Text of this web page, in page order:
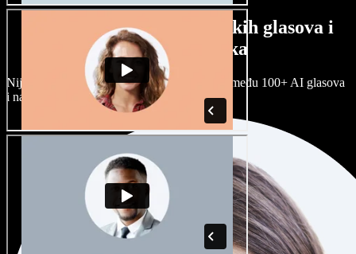
Veliki izbor muških i ženskih glasova i
raznih naglasaka
Nijedan projekt ne mora zvučati isto. Birajte među 100+ AI glasova
i naglasaka i prilagodite ih sebi.